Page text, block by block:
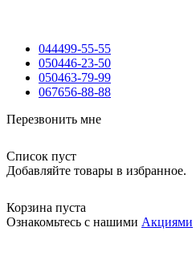
044499-55-55
050446-23-50
050463-79-99
067656-88-88
Перезвонить мне
Список пуст
Добавляйте товары в избранное.
Корзина пуста
Ознакомьтесь с нашими Акциями